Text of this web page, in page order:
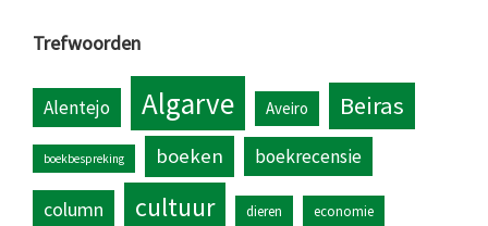
Trefwoorden
Alentejo Algarve Aveiro Beiras
boekbespreking boeken boekrecensie
column cultuur dieren economie